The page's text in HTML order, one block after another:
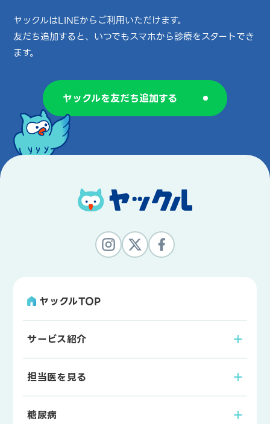
ヤックルはLINEからご利用いただけます。
友だち追加すると、いつでもスマホから診療をスタートでき
ます。
ヤックルを友だち追加する
ヤックルTOP
サービス紹介
担当医を見る
糖尿病